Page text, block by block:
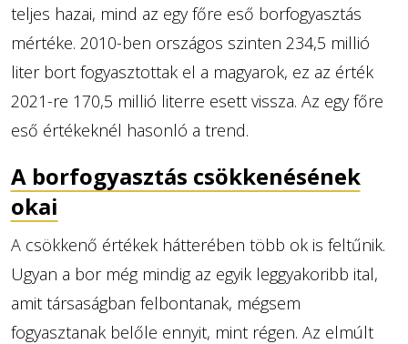
teljes hazai, mind az egy főre eső borfogyasztás
mértéke. 2010-ben országos szinten 234,5 millió
liter bort fogyasztottak el a magyarok, ez az érték
2021-re 170,5 millió literre esett vissza. Az egy főre
eső értékeknél hasonló a trend.
A borfogyasztás csökkenésének
okai
A csökkenő értékek hátterében több ok is feltűnik.
Ugyan a bor még mindig az egyik leggyakoribb ital,
amit társaságban felbontanak, mégsem
fogyasztanak belőle ennyit, mint régen. Az elmúlt